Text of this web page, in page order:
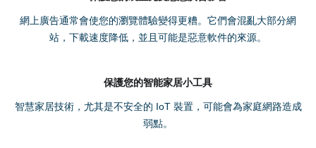
網上廣告通常會使您的瀏覽體驗變得更糟。它們會混亂大部分網
站，下載速度降低，並且可能是惡意軟件的來源。
保護您的智能家居小工具
智慧家居技術，尤其是不安全的 IoT 裝置，可能會為家庭網路造成
弱點。